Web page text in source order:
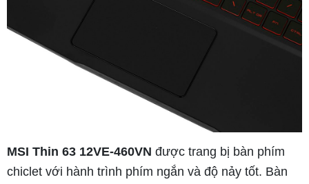
MSI Thin 63 12VE-460VN được trang bị bàn phím
chiclet với hành trình phím ngắn và độ nảy tốt. Bàn